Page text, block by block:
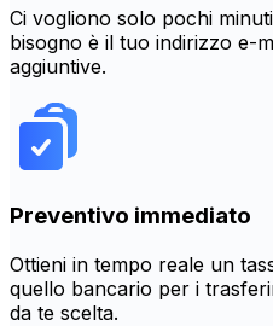
Ci vogliono solo pochi
bisogno è il tuo indirizzo e-
aggiuntive.
Preventivo immediato
Ottieni in tempo reale un
quello bancario per i
da te scelta.